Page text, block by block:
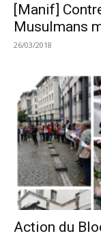
[Manif]
Musulmans
26/03/2018
Action du